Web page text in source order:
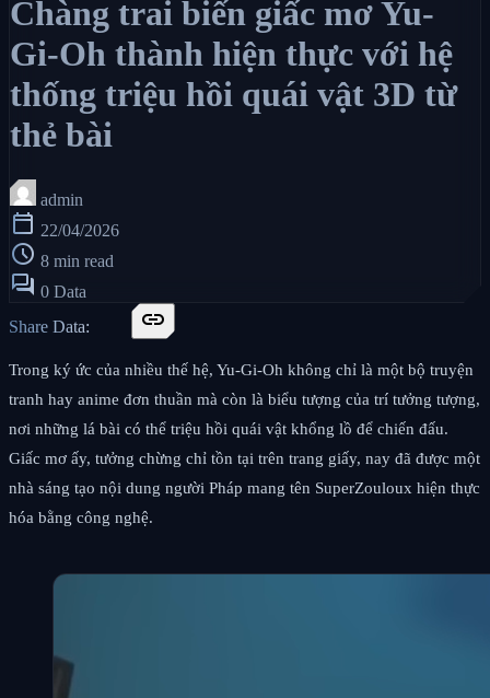
Chàng trai biến giấc mơ Yu-
Gi-Oh thành hiện thực với hệ
thống triệu hồi quái vật 3D từ
thẻ bài
admin
calendar_today 22/04/2026
schedule 8 min read
forum 0 Data
Share Data:
link
Trong ký ức của nhiều thế hệ, Yu-Gi-Oh không chỉ là một bộ truyện
tranh hay anime đơn thuần mà còn là biểu tượng của trí tưởng tượng,
nơi những lá bài có thể triệu hồi quái vật khổng lồ để chiến đấu.
Giấc mơ ấy, tưởng chừng chỉ tồn tại trên trang giấy, nay đã được một
nhà sáng tạo nội dung người Pháp mang tên SuperZouloux hiện thực
hóa bằng công nghệ.